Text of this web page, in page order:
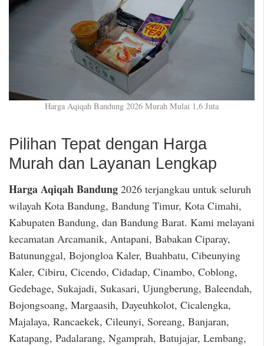
Harga Aqiqah Bandung 2026 Murah Mulai 1,6 Juta
Pilihan Tepat dengan Harga
Murah dan Layanan Lengkap
Harga Aqiqah Bandung 2026 terjangkau untuk seluruh
wilayah Kota Bandung, Bandung Timur, Kota Cimahi,
Kabupaten Bandung, dan Bandung Barat. Kami melayani
kecamatan Arcamanik, Antapani, Babakan Ciparay,
Batununggal, Bojongloa Kaler, Buahbatu, Cibeunying
Kaler, Cibiru, Cicendo, Cidadap, Cinambo, Coblong,
Gedebage, Sukajadi, Sukasari, Ujungberung, Baleendah,
Bojongsoang, Margaasih, Dayeuhkolot, Cicalengka,
Majalaya, Rancaekek, Cileunyi, Soreang, Banjaran,
Katapang, Padalarang, Ngamprah, Batujajar, Lembang,